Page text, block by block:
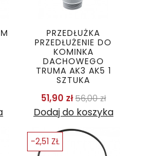
PRZEDŁUŻKA
PRZEDŁUŻENIE DO
KOMINKA
DACHOWEGO
TRUMA AK3 AK5 1
SZTUKA
51,90 złCena
56,00 złCena
Dodaj do koszyka
-2,51 ZŁ